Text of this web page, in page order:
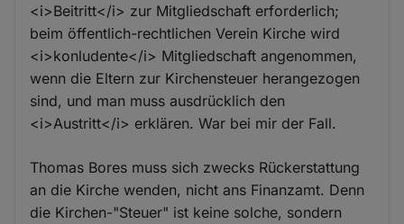
<i>Beitritt</i> zur Mitgliedschaft erforderlich;
beim öffentlich-rechtlichen Verein Kirche wird
<i>konludente</i> Mitgliedschaft angenommen,
wenn die Eltern zur Kirchensteuer herangezogen
sind, und man muss ausdrücklich den
<i>Austritt</i> erklären. War bei mir der Fall.
Thomas Bores muss sich zwecks Rückerstattung
an die Kirche wenden, nicht ans Finanzamt. Denn
die Kirchen-"Steuer" ist keine solche, sondern